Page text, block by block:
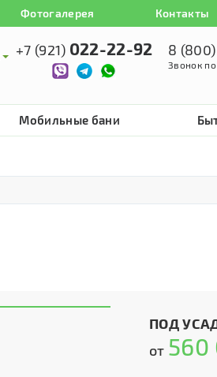
Фотогалерея Контакты
+7 (921) 022-22-92 8 (800)
Звонок
Мобильные бани
ПОД
от 560